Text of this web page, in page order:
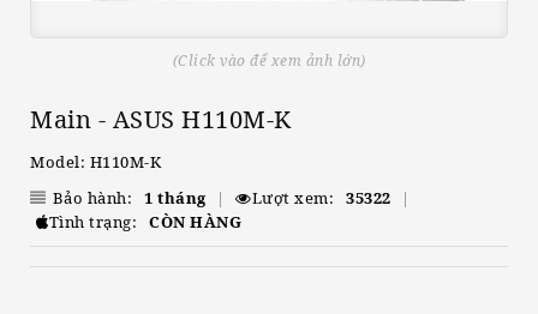
(Click vào để xem ảnh lớn)
Main - ASUS H110M-K
Model: H110M-K
Bảo hành:
1 tháng | Lượt xem: 35322
|
Tình trạng:
CÒN HÀNG